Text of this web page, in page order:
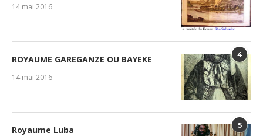
14 mai 2016
4
ROYAUME GAREGANZE OU BAYEKE
14 mai 2016
5
Royaume Luba